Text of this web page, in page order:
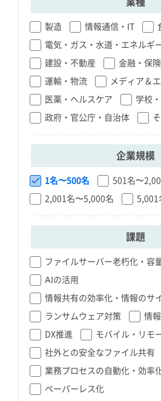
製造 情報通信・IT
電気・ガス・水道・エネルギ
建設・不動産
金融・保険
運輸・物流
メディア＆
医薬・ヘルスケア
学校
政府・官公庁・自治体
企業規模
1名〜500名
501名〜
2,001名〜5,000名
5,001
課題
ファイルサーバー老朽化・容
AIの活用
情報共有の効率化・情報のサ
ランサムウェア対策
情
DX推進
モバイル・リモ
社外との安全なファイル共有
業務プロセスの自動化・効率
ペーパーレス化